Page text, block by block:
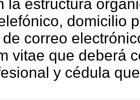
la estructura
domicilio
correo
vitae que deberá
y cédula